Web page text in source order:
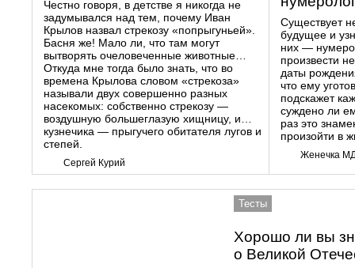
Честно говоря, в детстве я никогда не
задумывался над тем, почему Иван
Крылов назвал стрекозу «попрыгуньей».
Басня же! Мало ли, что там могут
вытворять очеловеченные животные…
Откуда мне тогда было знать, что во
времена Крылова словом «стрекоза»
называли двух совершенно разных
насекомых: собственно стрекозу —
воздушную большеглазую хищницу, и…
кузнечика — прыгучего обитателя лугов и
степей.
Сергей Курий
Существует
будущее и
них —
произвести
даты
что ему
подскажет
суждено ли
раз это
произойти в
Женечка
Тесты
Хорошо ли вы
о Великой